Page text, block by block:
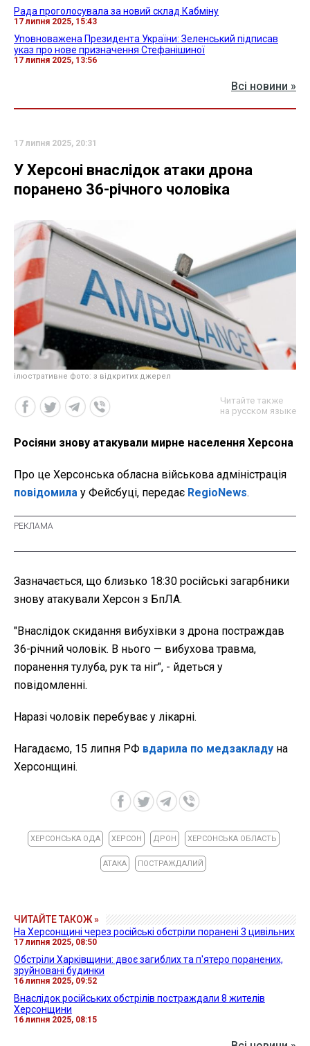
Рада проголосувала за новий склад Кабміну
17 липня 2025, 15:43
Уповноважена Президента України: Зеленський підписав
указ про нове призначення Стефанішиної
17 липня 2025, 13:56
Всі новини »
17 липня 2025, 20:31
У Херсоні внаслідок атаки дрона
поранено 36-річного чоловіка
ілюстративне фото: з відкритих джерел
Читайте также
на русском языке
Росіяни знову атакували мирне населення Херсона
Про це Херсонська обласна військова адміністрація
повідомила у Фейсбуці, передає RegioNews.
Зазначається, що близько 18:30 російські загарбники
знову атакували Херсон з БпЛА.
"Внаслідок скидання вибухівки з дрона постраждав
36-річний чоловік. В нього — вибухова травма,
поранення тулуба, рук та ніг", - йдеться у
повідомленні.
Наразі чоловік перебуває у лікарні.
Нагадаємо, 15 липня РФ вдарила по медзакладу на
Херсонщині.
ХЕРСОНСЬКА ОДА ХЕРСОН ДРОН ХЕРСОНСЬКА ОБЛАСТЬ
АТАКА ПОСТРАЖДАЛИЙ
ЧИТАЙТЕ ТАКОЖ »
На Херсонщині через російські обстріли поранені 3 цивільних
17 липня 2025, 08:50
Обстріли Харківщини: двоє загиблих та п'ятеро поранених,
зруйновані будинки
16 липня 2025, 09:52
Внаслідок російських обстрілів постраждали 8 жителів
Херсонщини
16 липня 2025, 08:15